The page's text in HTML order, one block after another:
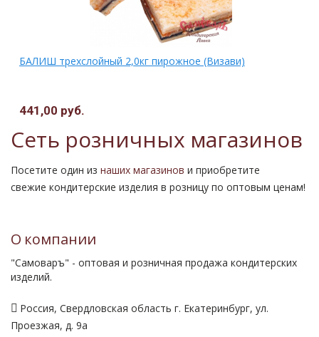
БАЛИШ трехслойный 2,0кг пирожное (Визави)
441,00 руб.
Сеть розничных магазинов
Посетите один из наших магазинов и приобретите
свежие кондитерские изделия в розницу по оптовым ценам!
О компании
"Самоваръ" - оптовая и розничная продажа кондитерских
изделий.
Россия, Свердловская область г. Екатеринбург, ул.
Проезжая, д. 9а